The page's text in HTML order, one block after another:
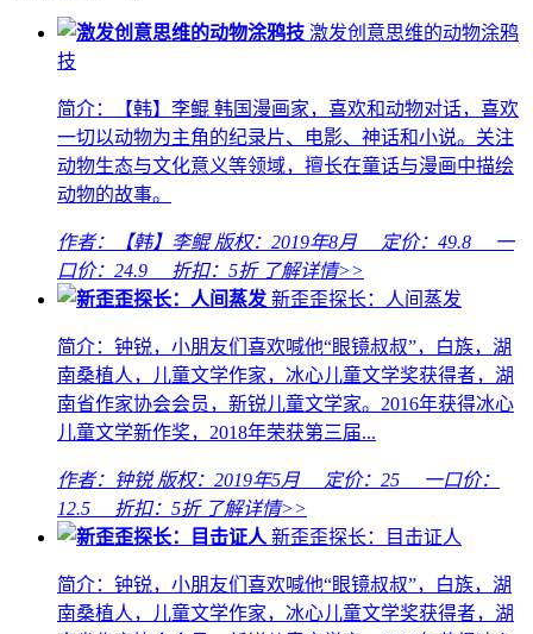
激发创意思维的动物涂鸦
技
简介：【韩】李鲲 韩国漫画家，喜欢和动物对话，喜欢
一切以动物为主角的纪录片、电影、神话和小说。关注
动物生态与文化意义等领域，擅长在童话与漫画中描绘
动物的故事。
作者：【韩】李鲲 版权：2019年8月 定价： 49.8 一
口价： 24.9 折扣： 5折 了解详情>>
新歪歪探长：人间蒸发
简介：钟锐，小朋友们喜欢喊他“眼镜叔叔”，白族，湖
南桑植人，儿童文学作家，冰心儿童文学奖获得者，湖
南省作家协会会员，新锐儿童文学家。2016年获得冰心
儿童文学新作奖，2018年荣获第三届...
作者：钟锐 版权：2019年5月 定价： 25 一口价：
12.5 折扣： 5折 了解详情>>
新歪歪探长：目击证人
简介：钟锐，小朋友们喜欢喊他“眼镜叔叔”，白族，湖
南桑植人，儿童文学作家，冰心儿童文学奖获得者，湖